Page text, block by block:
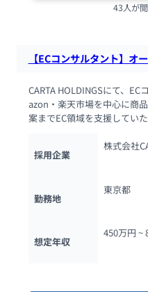
43人が
【ECコンサルタント】オ
CARTA HOLDINGSにて、
azon・楽天市場を中心に商
案までEC領域を支援していた
採用企業
株式会社
勤務地
東京都
想定年収
450万円 ~